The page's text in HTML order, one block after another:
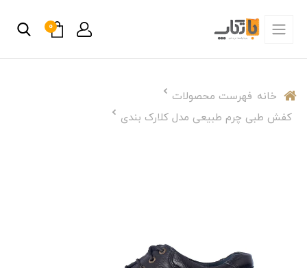
0
خانه فهرست محصولات
کفش طبی چرم طبیعی مدل کلارک بندی